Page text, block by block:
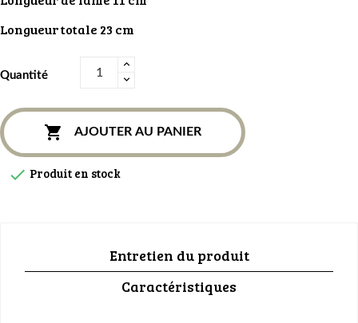
Longueur totale 23 cm
Quantité
 AJOUTER AU PANIER
 Produit en stock
Entretien du produit
Caractéristiques